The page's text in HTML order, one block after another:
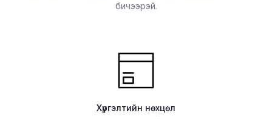
бичээрэй.
Хүргэлтийн нөхцөл